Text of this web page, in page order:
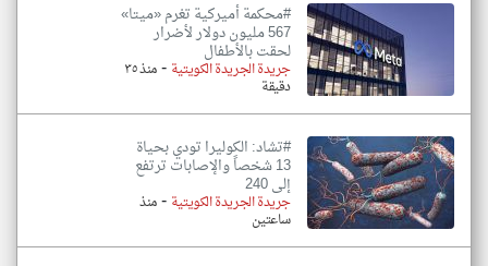
#محكمة أميركية تغرم «ميتا»
567 مليون دولار لأضرار
لحقت بالأطفال
جريدة الجريدة الكويتية - منذ ٣٥
دقيقة
#تشاد: الكوليرا تودي بحياة
13 شخصاً والإصابات ترتفع
إلى 240
جريدة الجريدة الكويتية -منذ
ساعتين